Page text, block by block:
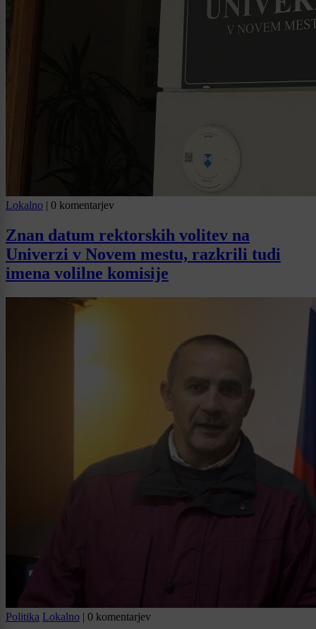
Lokalno | 0 komentarjev
Znan datum rektorskih volitev na
Univerzi v Novem mestu, razkrili tudi
imena volilne komisije
Politika Lokalno | 0 komentarjev